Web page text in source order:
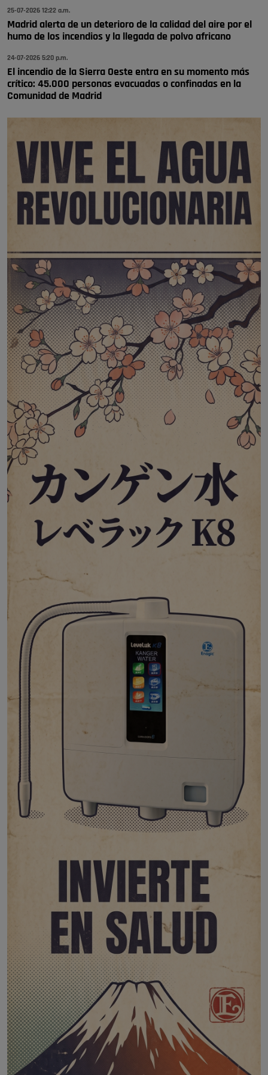
se va porke no tiene piscina 🤪🤪🤪
Pozuelo de Alarcón
🔴 EXCLUSIVA | El comisario de la …
25-07-2026 12:22 a.m.
Madrid alerta de un deterioro de la calidad del aire por el
humo de los incendios y la llegada de polvo africano
24-07-2026 5:20 p.m.
El incendio de la Sierra Oeste entra en su momento más
crítico: 45.000 personas evacuadas o confinadas en la
Comunidad de Madrid